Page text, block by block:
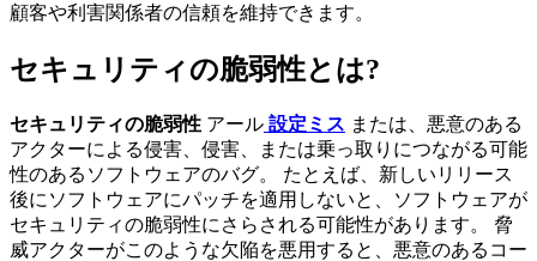
顧客や利害関係者の信頼を維持できます。
セキュリティの脆弱性とは?
セキュリティの脆弱性 アール 設定ミス または、悪意のある
アクターによる侵害、侵害、または乗っ取りにつながる可能
性のあるソフトウェアのバグ。 たとえば、新しいリリース
後にソフトウェアにパッチを適用しないと、ソフトウェアが
セキュリティの脆弱性にさらされる可能性があります。 脅
威アクターがこのような欠陥を悪用すると、悪意のあるコー